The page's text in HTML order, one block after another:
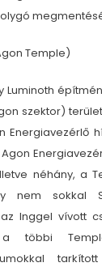
Temple)
Luminoth
szektor)
Energiavezérlő
néhány, a
nem sokkal
Inggel vívott
többi